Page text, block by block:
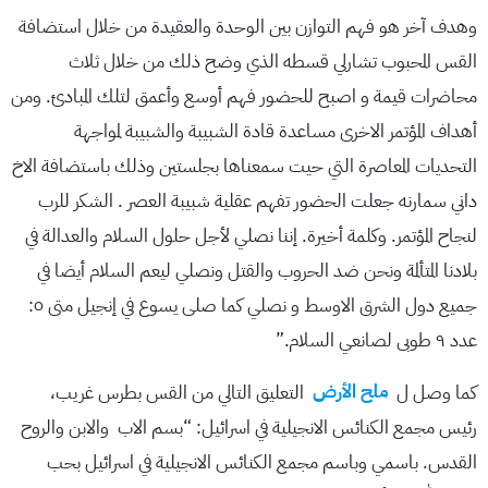
وهدف آخر هو فهم التوازن بين الوحدة والعقيدة من خلال استضافة
القس المحبوب تشارلي قسطه الذي وضح ذلك من خلال ثلاث
محاضرات قيمة و اصبح للحضور فهم أوسع وأعمق لتلك المبادئ. ومن
أهداف المؤتمر الاخرى مساعدة قادة الشبيبة والشبيبة لمواجهة
التحديات المعاصرة التي حيت سمعناها بجلستين وذلك باستضافة الاخ
داني سمارنه جعلت الحضور تفهم عقلية شبيبة العصر . الشكر للرب
لنجاح المؤتمر. وكلمة أخيرة. إننا نصلي لأجل حلول السلام والعدالة في
بلادنا المتألمة ونحن ضد الحروب والقتل ونصلي ليعم السلام أيضا في
جميع دول الشرق الاوسط و نصلي كما صلى يسوع في إنجيل متى ٥:
عدد ٩ طوبى لصانعي السلام.”
كما وصل ل ملح الأرض التعليق التالي من القس بطرس غريب،
رئيس مجمع الكنائس الانجيلية في اسرائيل: “بسم الاب والابن والروح
القدس. باسمي وباسم مجمع الكنائس الانجيلية في اسرائيل بحب